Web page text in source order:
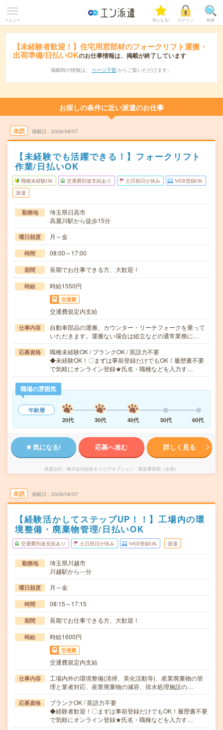
メニュー 気になる! ログイン 検索
【未経験者歓迎！】住宅用窓部材のフォークリフト運搬・
出荷準備/日払いOKのお仕事情報は、掲載が終了しています
掲載時の情報は、 ページ下部 からご覧いただけます。
お探しの条件に近い派遣のお仕事
未読 掲載日 2026/08/07
【未経験でも活躍できる！】フォークリフト
作業/日払いOK
職種未経験OK 交通費別途支給あり 土日祝日が休み WEB登録OK
派遣
勤務地
埼玉県日高市
高麗川駅から徒歩15分
曜日頻度 月～金
時間 08:00～17:00
期間 長期でお仕事できる方、大歓迎！
時給 時給1550円
交通費
交通費規定内支給
仕事内容
自動車部品の運搬、カウンター・リーチフォークを乗って
いただきます。運搬ない場合は組立などの通常業務に…
応募資格
職種未経験OK / ブランクOK / 英語力不要
◆未経験OK！〇まずは事前登録だけでもOK！履歴書不要
で気軽にオンライン登録★氏名・職種などを入力す…
職場の雰囲気
年齢層
20代
30代 40代 50代 60代
気になる! 応募へ進む 詳しく見る
派遣会社 株式会社綜合キャリアオプション 製造事業部（全国）
未読 掲載日 2026/08/07
【経験活かしてステップUP！！】工場内の環
境整備・廃棄物管理/日払いOK
交通費別途支給あり 土日祝日が休み WEB登録OK 派遣
勤務地
埼玉県川越市
川越駅から---分
曜日頻度 月～金
時間 08:15～17:15
期間 長期でお仕事できる方、大歓迎！
時給 時給1600円
交通費
交通費規定内支給
仕事内容
工場内外の環境整備(清掃、美化活動等)、産業廃棄物の管
理と業者対応、産業廃棄物の減容、排水処理施設の…
応募資格
ブランクOK / 英語力不要
◆経験者歓迎！〇まずは事前登録だけでもOK！履歴書不要
で気軽にオンライン登録★氏名・職種などを入力す…